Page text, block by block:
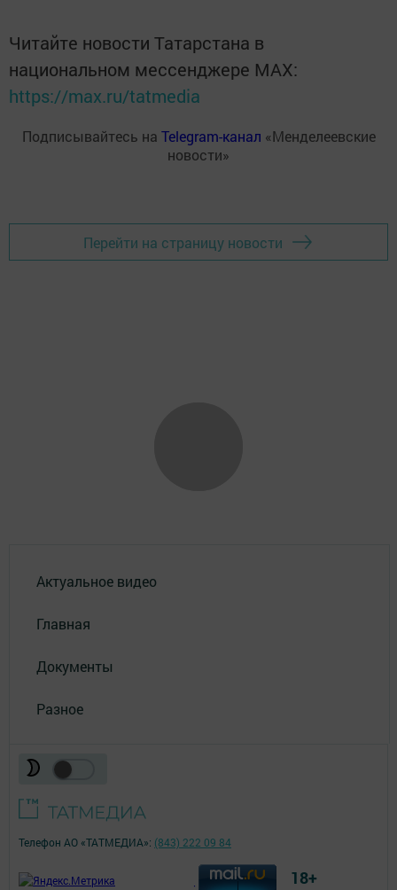
Читайте новости Татарстана в
национальном мессенджере MАХ:
https://max.ru/tatmedia
Подписывайтесь на Telegram-канал «Менделеевские
новости»
Перейти на страницу новости
Актуальное видео
Главная
Документы
Разное
Телефон АО «ТАТМЕДИА»: (843) 222 09 84
18+